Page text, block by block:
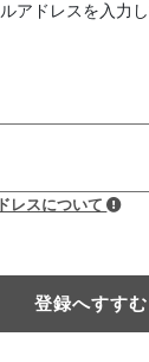
アドレスを入力
レスについて
登録へすすむ